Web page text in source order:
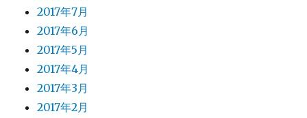
2017年7月
2017年6月
2017年5月
2017年4月
2017年3月
2017年2月